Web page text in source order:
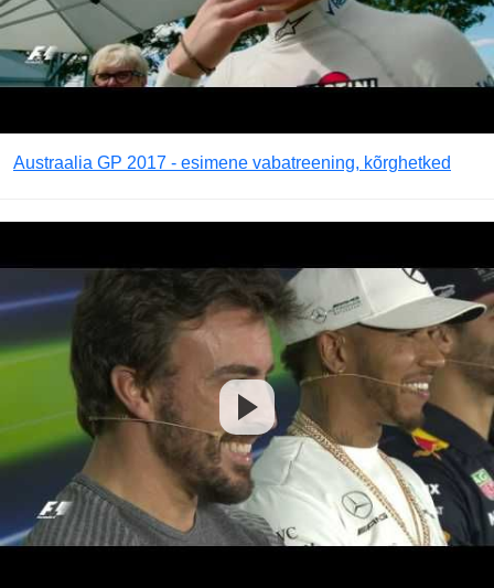
Austraalia GP 2017 - esimene vabatreening, kõrghetked